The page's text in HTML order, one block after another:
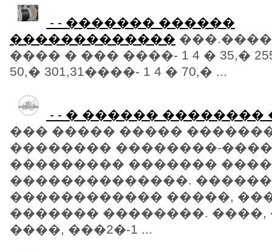
- - ������� ������
�������������
���� � ��� ����- 1 4 � 35,�
50,� 301,31����- 1 4 � 70,� ...
- - � ������
��� ����� �����
�������� ��������-
��������� �������
��������������.
������������ �����,
������� ��������. ����,
����, ���2�-1 ...